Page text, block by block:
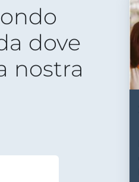
dove
nostra